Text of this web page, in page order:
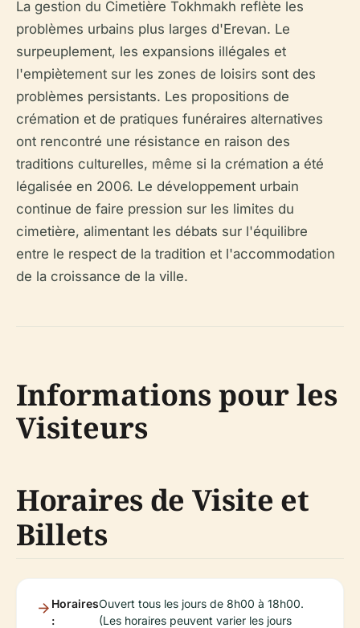
La gestion du Cimetière Tokhmakh reflète les
problèmes urbains plus larges d'Erevan. Le
surpeuplement, les expansions illégales et
l'empiètement sur les zones de loisirs sont des
problèmes persistants. Les propositions de
crémation et de pratiques funéraires alternatives
ont rencontré une résistance en raison des
traditions culturelles, même si la crémation a été
légalisée en 2006. Le développement urbain
continue de faire pression sur les limites du
cimetière, alimentant les débats sur l'équilibre
entre le respect de la tradition et l'accommodation
de la croissance de la ville.
Informations pour les
Visiteurs
Horaires de Visite et
Billets
Horaires
:
Ouvert tous les jours de 8h00 à 18h00.
(Les horaires peuvent varier les jours